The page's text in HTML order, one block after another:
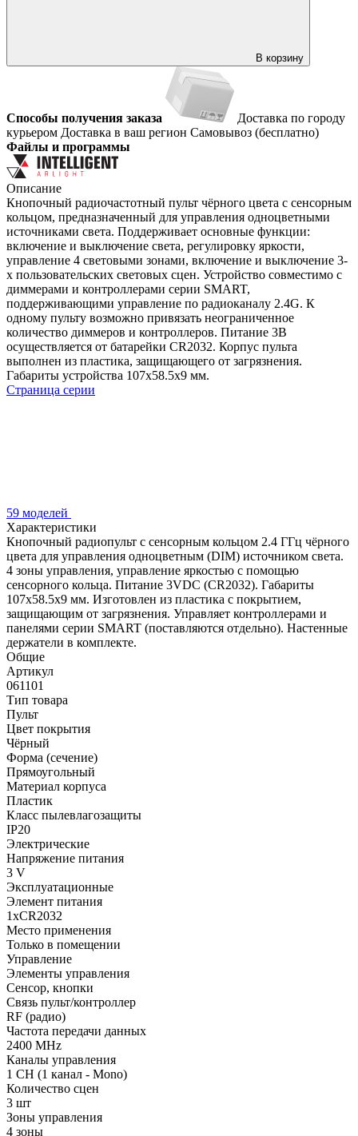
В корзину
Способы получения заказа
Доставка по городу
курьером Доставка в ваш регион Самовывоз (бесплатно)
Файлы и программы
Описание
Кнопочный радиочастотный пульт чёрного цвета с сенсорным
кольцом, предназначенный для управления одноцветными
источниками света. Поддерживает основные функции:
включение и выключение света, регулировку яркости,
управление 4 световыми зонами, включение и выключение 3-
х пользовательских световых сцен. Устройство совместимо с
диммерами и контроллерами серии SMART,
поддерживающими управление по радиоканалу 2.4G. К
одному пульту возможно привязать неограниченное
количество диммеров и контроллеров. Питание 3В
осуществляется от батарейки CR2032. Корпус пульта
выполнен из пластика, защищающего от загрязнения.
Габариты устройства 107x58.5x9 мм.
Страница серии
59 моделей
Характеристики
Кнопочный радиопульт с сенсорным кольцом 2.4 ГГц чёрного
цвета для управления одноцветным (DIM) источником света.
4 зоны управления, управление яркостью с помощью
сенсорного кольца. Питание 3VDC (CR2032). Габариты
107x58.5x9 мм. Изготовлен из пластика с покрытием,
защищающим от загрязнения. Управляет контроллерами и
панелями серии SMART (поставляются отдельно). Настенные
держатели в комплекте.
Общие
Артикул
061101
Тип товара
Пульт
Цвет покрытия
Чёрный
Форма (сечение)
Прямоугольный
Материал корпуса
Пластик
Класс пылевлагозащиты
IP20
Электрические
Напряжение питания
3 V
Эксплуатационные
Элемент питания
1xCR2032
Место применения
Только в помещении
Управление
Элементы управления
Сенсор, кнопки
Связь пульт/контроллер
RF (радио)
Частота передачи данных
2400 MHz
Каналы управления
1 CH (1 канал - Mono)
Количество сцен
3 шт
Зоны управления
4 зоны